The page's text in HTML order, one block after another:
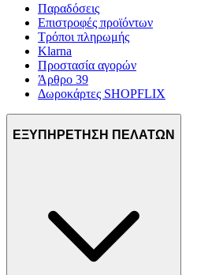
Παραδόσεις
Επιστροφές προϊόντων
Τρόποι πληρωμής
Klarna
Προστασία αγορών
Άρθρο 39
Δωροκάρτες SHOPFLIX
ΕΞΥΠΗΡΕΤΗΣΗ ΠΕΛΑΤΩΝ